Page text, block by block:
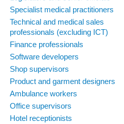
Specialist medical practitioners
Technical and medical sales
professionals (excluding ICT)
Finance professionals
Software developers
Shop supervisors
Product and garment designers
Ambulance workers
Office supervisors
Hotel receptionists